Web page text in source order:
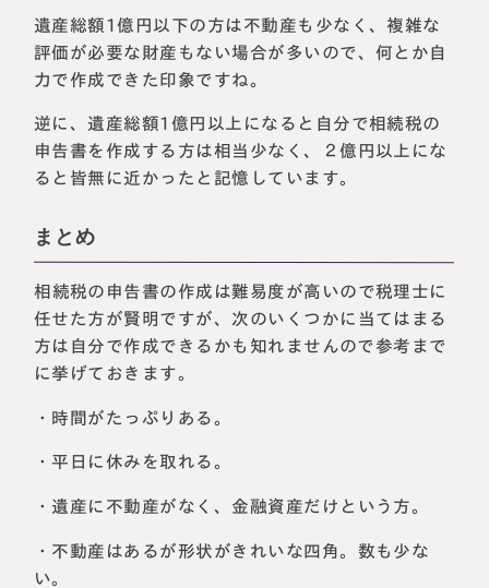
遺産総額1億円以下の方は不動産も少なく、複雑な
評価が必要な財産もない場合が多いので、何とか自
力で作成できた印象ですね。
逆に、遺産総額1億円以上になると自分で相続税の
申告書を作成する方は相当少なく、２億円以上にな
ると皆無に近かったと記憶しています。
まとめ
相続税の申告書の作成は難易度が高いので税理士に
任せた方が賢明ですが、次のいくつかに当てはまる
方は自分で作成できるかも知れませんので参考まで
に挙げておきます。
・時間がたっぷりある。
・平日に休みを取れる。
・遺産に不動産がなく、金融資産だけという方。
・不動産はあるが形状がきれいな四角。数も少な
い。